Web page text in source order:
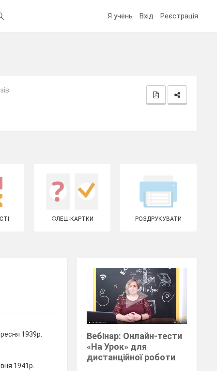
Я учень Вхід Реєстрація
ФЛЕШ-КАРТКИ РОЗДРУКУВАТИ
1939р.
1941р.
Вебінар: Онлайн-тести
«На Урок» для
дистанційної роботи